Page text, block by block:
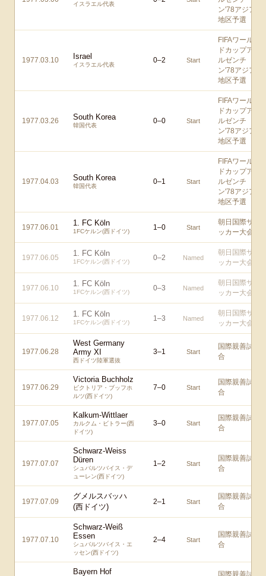
イスラエル代表
ン'78アジア
地区予選
1977.03.10 Israel
イスラエル代表
0–2 Start
FIFAワール
ドカップア
ルゼンチ
ン'78アジア
地区予選
1977.03.26 South Korea
韓国代表
0–0 Start
FIFAワール
ドカップア
ルゼンチ
ン'78アジア
地区予選
1977.04.03 South Korea
韓国代表
0–1 Start
FIFAワール
ドカップア
ルゼンチ
ン'78アジア
地区予選
1977.06.01 1. FC Köln
1FCケルン(西ドイツ) 1–0 Start
朝日国際サ
ッカー大会
1977.06.05 1. FC Köln
1FCケルン(西ドイツ) 0–2 Named
朝日国際サ
ッカー大会
1977.06.10 1. FC Köln
1FCケルン(西ドイツ) 0–3 Named
朝日国際サ
ッカー大会
1977.06.12 1. FC Köln
1FCケルン(西ドイツ) 1–3 Named
朝日国際サ
ッカー大会
1977.06.28
West Germany
Army XI
西ドイツ陸軍選抜
3–1 Start
国際親善試
合
1977.06.29
Victoria Buchholz
ビクトリア・ブッフホ
ルツ(西ドイツ)
7–0 Start
国際親善試
合
1977.07.05
Kalkum-Wittlaer
カルクム・ビトラー(西
ドイツ)
3–0 Start
国際親善試
合
1977.07.07
Schwarz-Weiss
Düren
シュバルツバイス・デ
ューレン(西ドイツ)
1–2 Start
国際親善試
合
1977.07.09
グメルスバッハ
(西ドイツ)
2–1 Start
国際親善試
合
1977.07.10
Schwarz-Weiß
Essen
シュバルツバイス・エ
ッセン(西ドイツ)
2–4 Start
国際親善試
合
Bayern Hof 国際親善試